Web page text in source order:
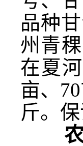
品种
州青
在夏
亩、
斤。